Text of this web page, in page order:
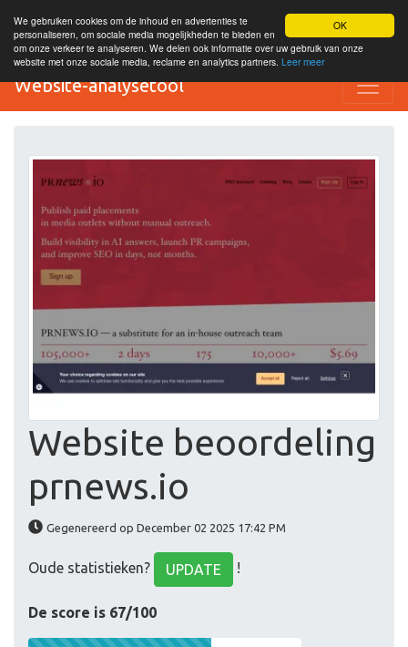
OK
We gebruiken cookies om de inhoud en advertenties te
personaliseren, om sociale media mogelijkheden te bieden en
om onze verkeer te analyseren. We delen ook informatie over uw gebruik van onze
website met onze sociale media, reclame en analytics partners. Leer meer
Website-analysetool
Website beoordeling
prnews.io
Gegenereerd op December 02 2025 17:42 PM
Oude statistieken? UPDATE !
De score is 67/100